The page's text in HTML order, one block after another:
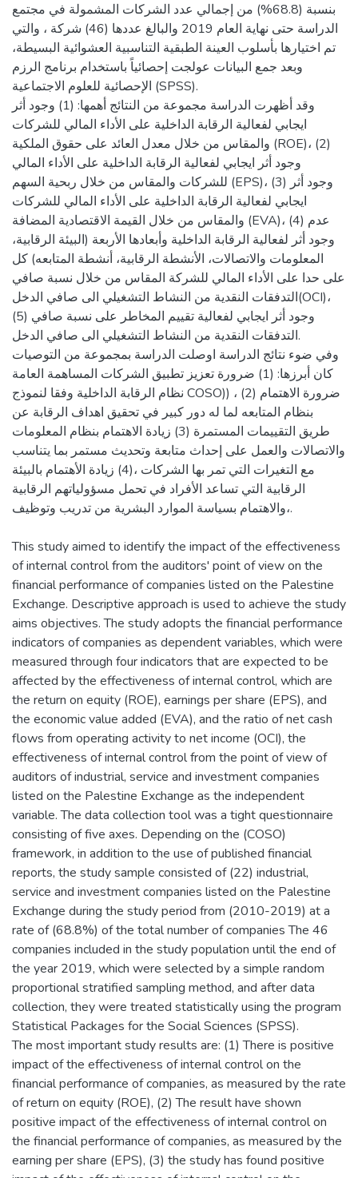
بنسبة (68.8%) من إجمالي عدد الشركات المشمولة في مجتمع
الدراسة حتى نهاية العام 2019 والبالغ عددها (46) شركة ، والتي
تم اختيارها بأسلوب العينة الطبقية التناسبية العشوائية البسيطة،
وبعد جمع البيانات عولجت إحصائياً باستخدام برنامج الرزم
الإحصائية للعلوم الاجتماعية (SPSS).
وقد أظهرت الدراسة مجموعة من النتائج أهمها: (1) وجود أثر
ايجابي لفعالية الرقابة الداخلية على الأداء المالي للشركات
والمقاس من خلال معدل العائد على حقوق الملكية (ROE)، (2)
وجود أثر ايجابي لفعالية الرقابة الداخلية على الأداء المالي
للشركات والمقاس من خلال ربحية السهم (EPS)، (3) وجود أثر
ايجابي لفعالية الرقابة الداخلية على الأداء المالي للشركات
والمقاس من خلال القيمة الاقتصادية المضافة (EVA)، (4) عدم
وجود أثر لفعالية الرقابة الداخلية وأبعادها الأربعة (البيئة الرقابية،
المعلومات والاتصالات، الأنشطة الرقابية، أنشطة المتابعه) كل
على حدا على الأداء المالي للشركة المقاس من خلال نسبة صافي
التدفقات النقدية من النشاط التشغيلي الى صافي الدخل(OCI)،
(5) وجود أثر ايجابي لفعالية تقييم المخاطر على نسبة صافي
التدفقات النقدية من النشاط التشغيلي الى صافي الدخل.
وفي ضوء نتائج الدراسة اوصلت الدراسة بمجموعة من التوصيات
كان أبرزها: (1) ضرورة تعزيز تطبيق الشركات المساهمة العامة
نظام الرقابة الداخلية وفقا لنموذج COSO)) ، (2) ضرورة الاهتمام
بنظام المتابعه لما له دور كبير في تحقيق اهداف الرقابة عن
طريق التقييمات المستمرة (3) زيادة الاهتمام بنظام المعلومات
والاتصالات والعمل على إحداث متابعة وتحديث مستمر بما يتناسب
مع التغيرات التي تمر بها الشركات ،(4) زيادة الأهتمام بالبيئة
الرقابية التي تساعد الأفراد في تحمل مسؤولياتهم الرقابية
،والاهتمام بسياسة الموارد البشرية من تدريب وتوظيف.
This study aimed to identify the impact of the effectiveness
of internal control from the auditors' point of view on the
financial performance of companies listed on the Palestine
Exchange. Descriptive approach is used to achieve the study
aims objectives. The study adopts the financial performance
indicators of companies as dependent variables, which were
measured through four indicators that are expected to be
affected by the effectiveness of internal control, which are
the return on equity (ROE), earnings per share (EPS), and
the economic value added (EVA), and the ratio of net cash
flows from operating activity to net income (OCI), the
effectiveness of internal control from the point of view of
auditors of industrial, service and investment companies
listed on the Palestine Exchange as the independent
variable. The data collection tool was a tight questionnaire
consisting of five axes. Depending on the (COSO)
framework, in addition to the use of published financial
reports, the study sample consisted of (22) industrial,
service and investment companies listed on the Palestine
Exchange during the study period from (2010-2019) at a
rate of (68.8%) of the total number of companies The 46
companies included in the study population until the end of
the year 2019, which were selected by a simple random
proportional stratified sampling method, and after data
collection, they were treated statistically using the program
Statistical Packages for the Social Sciences (SPSS).
The most important study results are: (1) There is positive
impact of the effectiveness of internal control on the
financial performance of companies, as measured by the rate
of return on equity (ROE), (2) The result have shown
positive impact of the effectiveness of internal control on
the financial performance of companies, as measured by the
earning per share (EPS), (3) the study has found positive